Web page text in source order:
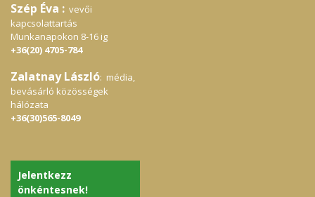
Szép Éva : vevői
kapcsolattartás
Munkanapokon 8-16 ig
+36(20) 4705-784
Zalatnay László: média,
bevásárló közösségek
hálózata
+36(30)565-8049
Jelentkezz
önkéntesnek!